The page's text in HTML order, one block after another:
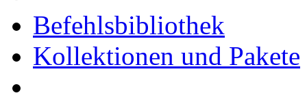
Befehlsbibliothek
Kollektionen und Pakete